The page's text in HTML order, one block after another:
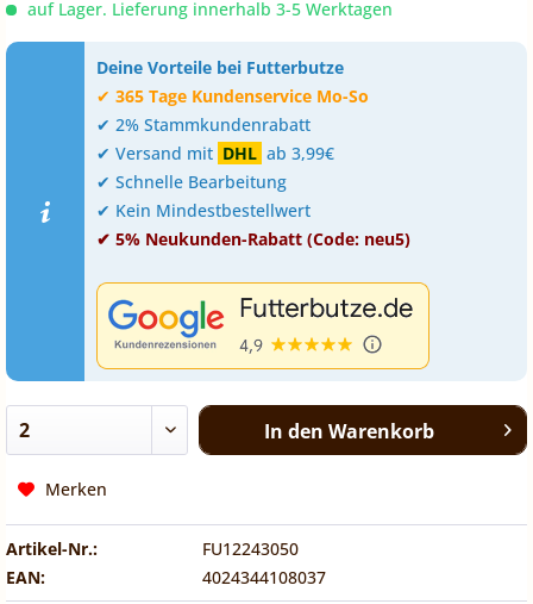
auf Lager. Lieferung innerhalb 3-5 Werktagen
Deine Vorteile bei Futterbutze
✔ 365 Tage Kundenservice Mo-So
✔ 2% Stammkundenrabatt
✔ Versand mit DHL ab 3,99€
✔ Schnelle Bearbeitung
✔ Kein Mindestbestellwert
✔ 5% Neukunden-Rabatt (Code: neu5)
In den Warenkorb
Merken
Artikel-Nr.:
FU12243050
EAN:
4024344108037